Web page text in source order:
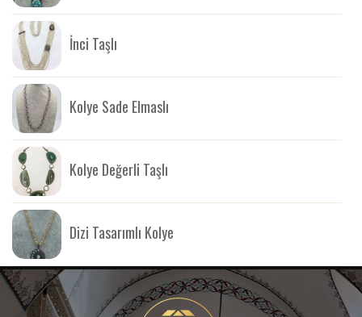
İnci Taşlı
Kolye Sade Elmaslı
Kolye Değerli Taşlı
Dizi Tasarımlı Kolye